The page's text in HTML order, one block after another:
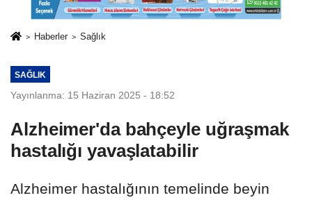
Haberler Sağlık
SAĞLIK
Yayınlanma: 15 Haziran 2025 - 18:52
Alzheimer'da bahçeyle uğraşmak
hastalığı yavaşlatabilir
Alzheimer hastalığının temelinde beyin